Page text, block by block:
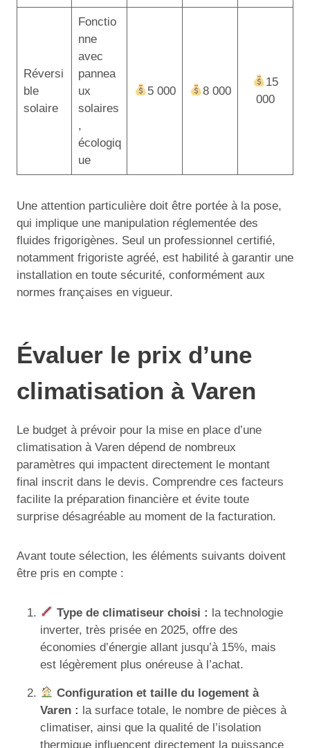
Réversi
ble
solaire
Fonctio
nne
avec
pannea
ux
solaires
,
écologiq
ue
5 000 8 000
15
000
Une attention particulière doit être portée à la pose,
qui implique une manipulation réglementée des
fluides frigorigènes. Seul un professionnel certifié,
notamment frigoriste agréé, est habilité à garantir une
installation en toute sécurité, conformément aux
normes françaises en vigueur.
Évaluer le prix d’une
climatisation à Varen
Le budget à prévoir pour la mise en place d’une
climatisation à Varen dépend de nombreux
paramètres qui impactent directement le montant
final inscrit dans le devis. Comprendre ces facteurs
facilite la préparation financière et évite toute
surprise désagréable au moment de la facturation.
Avant toute sélection, les éléments suivants doivent
être pris en compte :
Type de climatiseur choisi : la technologie
inverter, très prisée en 2025, offre des
économies d’énergie allant jusqu’à 15%, mais
est légèrement plus onéreuse à l’achat.
Configuration et taille du logement à
Varen : la surface totale, le nombre de pièces à
climatiser, ainsi que la qualité de l’isolation
thermique influencent directement la puissance